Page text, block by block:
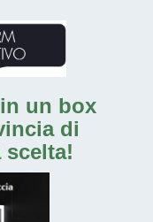
un box
di
scelta!